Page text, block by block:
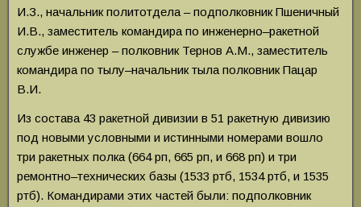
И.З., начальник политотдела – подполковник Пшеничный
И.В., заместитель командира по инженерно–ракетной
службе инженер – полковник Тернов А.М., заместитель
командира по тылу–начальник тыла полковник Пацар
В.И.
Из состава 43 ракетной дивизии в 51 ракетную дивизию
под новыми условными и истинными номерами вошло
три ракетных полка (664 рп, 665 рп, и 668 рп) и три
ремонтно–технических базы (1533 ртб, 1534 ртб, и 1535
ртб). Командирами этих частей были: подполковник